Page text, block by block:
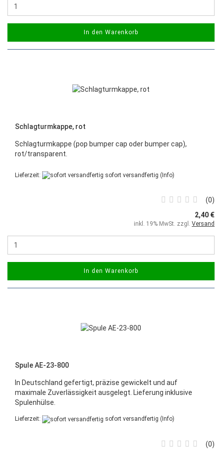
In den Warenkorb
Schlagturmkappe, rot
Schlagturmkappe (pop bumper cap oder bumper cap),
rot/transparent.
Lieferzeit: sofort versandfertig (Info)
0
2,40 €
inkl. 19% MwSt. zzgl. Versand
In den Warenkorb
Spule AE-23-800
In Deutschland gefertigt, präzise gewickelt und auf
maximale Zuverlässigkeit ausgelegt. Lieferung inklusive
Spulenhülse.
Lieferzeit: sofort versandfertig (Info)
0